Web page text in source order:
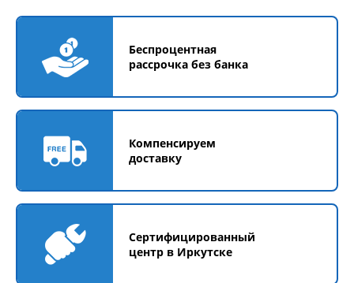
Беспроцентная
рассрочка без банка
Компенсируем
доставку
Сертифицированный
центр в Иркутске